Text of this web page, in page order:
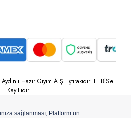
Aydınlı Hazır Giyim A.Ş. iştirakidir. ETBİS’e
Kayıtlıdır.